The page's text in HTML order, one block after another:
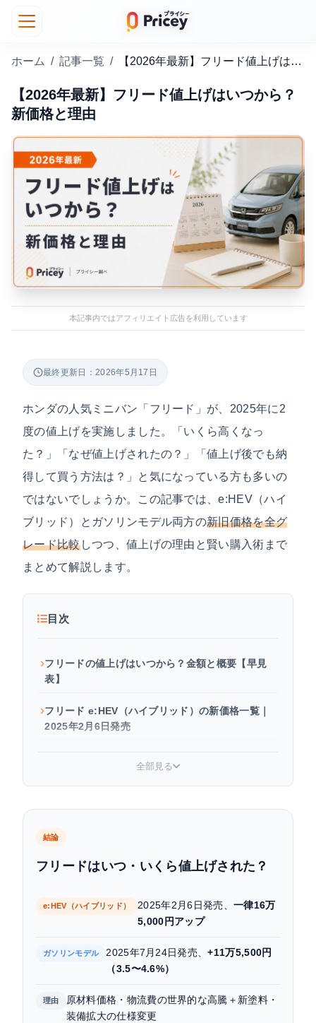
ホーム / 記事一覧 / 【2026年最新】フリード値上げはいつから？新価格と理由
【2026年最新】フリード値上げはいつから？
新価格と理由
本記事内ではアフィリエイト広告を利用しています
最終更新日：2026年5月17日
ホンダの人気ミニバン「フリード」が、2025年に2
度の値上げを実施しました。「いくら高くなっ
た？」「なぜ値上げされたの？」「値上げ後でも納
得して買う方法は？」と気になっている方も多いの
ではないでしょうか。この記事では、e:HEV（ハイ
ブリッド）とガソリンモデル両方の新旧価格を全グ
レード比較しつつ、値上げの理由と賢い購入術まで
まとめて解説します。
目次
フリードの値上げはいつから？金額と概要【早見
表】
フリード e:HEV（ハイブリッド）の新価格一覧｜
2025年2月6日発売
2025年改良で何が変わった？仕様変更の内容
値上げ後でも納得して買う方法
フリードの値上げは今後も続く？2026年以降の見
ホンダ フリードのおすすめカーアクセサリー
まとめ｜フリード値上げの全体像と賢い買い方
全部見る
結論
フリードはいつ・いくら値上げされた？
e:HEV（ハイブリッド） 2025年2月6日発売、一律16万
5,000円アップ
ガソリンモデル 2025年7月24日発売、+11万5,500円
（3.5〜4.6%）
理由
原材料価格・物流費の世界的な高騰＋新塗料・
装備拡大の仕様変更